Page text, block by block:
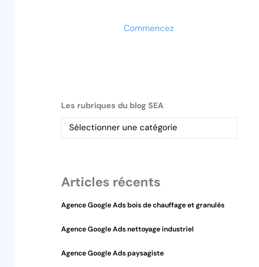
Commencez
Les rubriques du blog SEA
Articles récents
Agence Google Ads bois de chauffage et granulés
Agence Google Ads nettoyage industriel
Agence Google Ads paysagiste